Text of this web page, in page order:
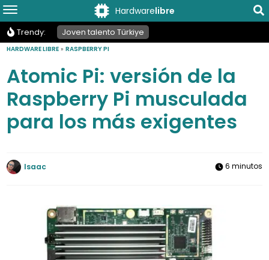
Hardwarelibre
Trendy: Joven talento Türkiye
HARDWARE LIBRE »RASPBERRY PI
Atomic Pi: versión de la
Raspberry Pi musculada
para los más exigentes
Isaac 6 minutos